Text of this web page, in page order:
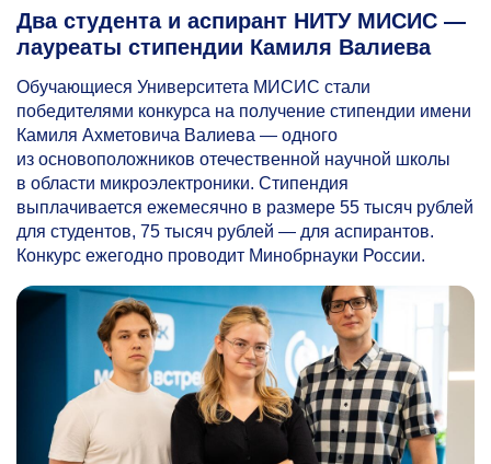
Два студента и аспирант НИТУ МИСИС —
лауреаты стипендии Камиля Валиева
Обучающиеся Университета МИСИС стали
победителями конкурса на получение стипендии имени
Камиля Ахметовича Валиева — одного
из основоположников отечественной научной школы
в области микроэлектроники. Стипендия
выплачивается ежемесячно в размере 55 тысяч рублей
для студентов, 75 тысяч рублей — для аспирантов.
Конкурс ежегодно проводит Минобрнауки России.